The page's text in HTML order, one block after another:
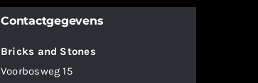
Contactgegevens
Bricks and Stones
Voorbosweg 15